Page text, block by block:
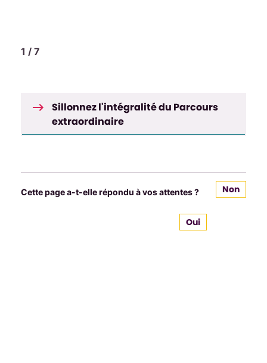
1 / 7
Sillonnez l'intégralité du Parcours
extraordinaire
Cette page a-t-elle répondu à vos attentes ? Non
Oui